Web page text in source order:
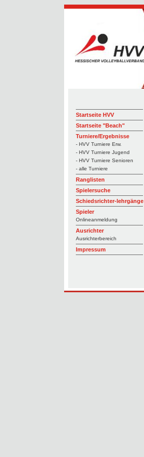
Startseite HVV
Startseite "Beach"
Turniere/Ergebnisse
- HVV Turniere Erw.
- HVV Turniere Jugend
- HVV Turniere Senioren
- alle Turniere
Ranglisten
Spielersuche
Schiedsrichter-lehrgänge
Spieler
Onlineanmeldung
Ausrichter
Ausrichterbereich
Impressum